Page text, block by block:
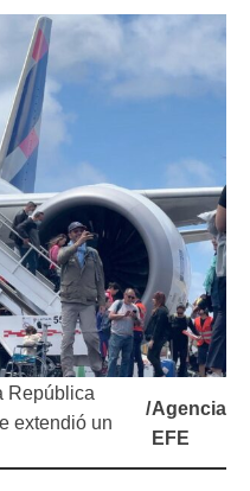
República
extendió un
/Agencia
EFE